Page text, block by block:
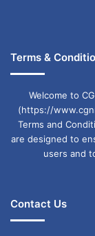
Terms &
Welcome to
(https://
Terms and
are designed to
users and
Contact Us